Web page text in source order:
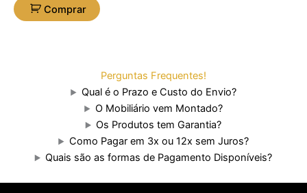
Comprar
Perguntas Frequentes!
Qual é o Prazo e Custo do Envio?
O Mobiliário vem Montado?
Os Produtos tem Garantia?
Como Pagar em 3x ou 12x sem Juros?
Quais são as formas de Pagamento Disponíveis?